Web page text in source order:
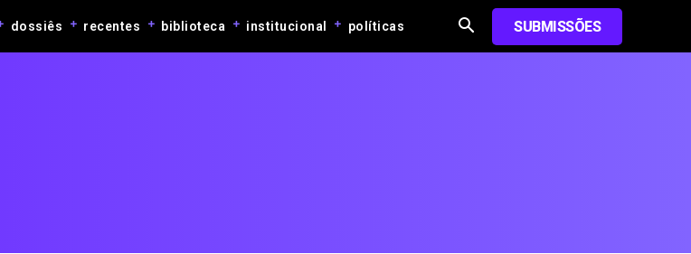
dossiês recentes biblioteca institucional políticas SUBMISSÕES